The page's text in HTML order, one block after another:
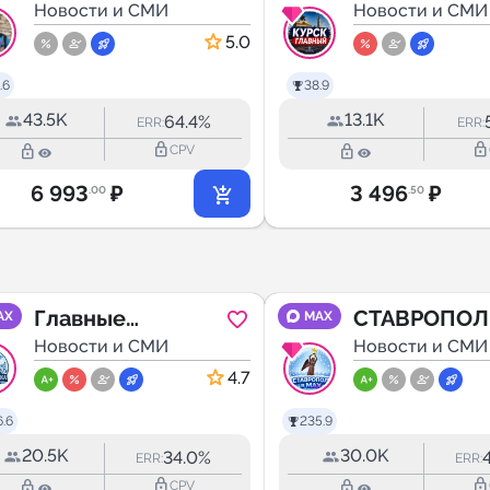
Новости и СМИ
5.0
43.5K ERR:64.4%
lock_outline lock_outlineCPV
6 993.00 ₽
38.9
Новости и СМИ
13.1K ERR:
lock_outline lock_outline
3 496.50 ₽
Главные
Новости.
Экономика.
Новости и СМИ
4.7
20.5K ERR:34.0%
lock_outlineCPV
MAX
235.9
МАХ
Новости и СМИ
30.0K ERR:
lock_outline